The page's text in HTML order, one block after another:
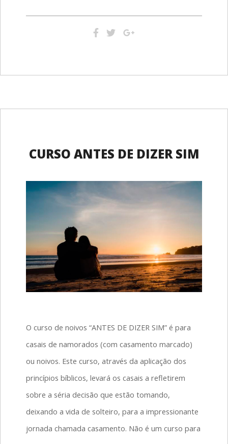
CURSO ANTES DE DIZER SIM
O curso de noivos “ANTES DE DIZER SIM” é para
casais de namorados (com casamento marcado)
ou noivos. Este curso, através da aplicação dos
princípios bíblicos, levará os casais a refletirem
sobre a séria decisão que estão tomando,
deixando a vida de solteiro, para a impressionante
jornada chamada casamento. Não é um curso para